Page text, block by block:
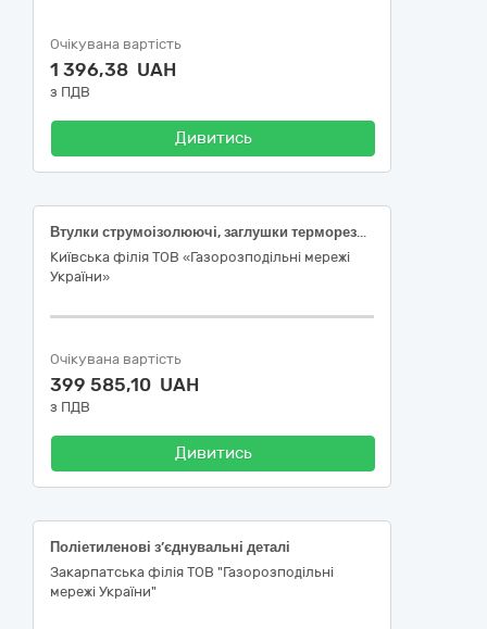
Очікувана вартість
1 396,38 UAH
з ПДВ
Дивитись
Втулки струмоізолюючі, заглушки терморезисторні, блінди газові
Київська філія ТОВ «Газорозподільні мережі
України»
Очікувана вартість
399 585,10 UAH
з ПДВ
Дивитись
Поліетиленові з’єднувальні деталі
Закарпатська філія ТОВ "Газорозподільні
мережі України"